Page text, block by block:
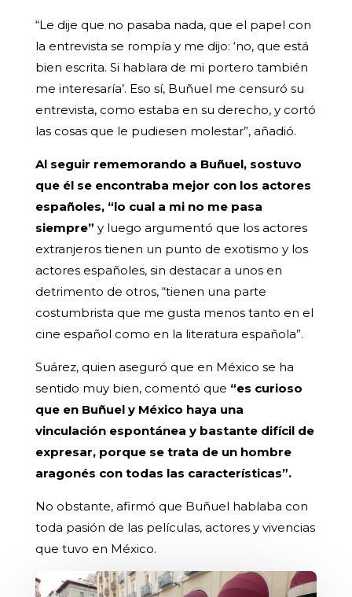
“Le dije que no pasaba nada, que el papel con
la entrevista se rompía y me dijo: ‘no, que está
bien escrita. Si hablara de mi portero también
me interesaría’. Eso sí, Buñuel me censuró su
entrevista, como estaba en su derecho, y cortó
las cosas que le pudiesen molestar”, añadió.
Al seguir rememorando a Buñuel, sostuvo
que él se encontraba mejor con los actores
españoles, “lo cual a mi no me pasa
siempre” y luego argumentó que los actores
extranjeros tienen un punto de exotismo y los
actores españoles, sin destacar a unos en
detrimento de otros, “tienen una parte
costumbrista que me gusta menos tanto en el
cine español como en la literatura española”.
Suárez, quien aseguró que en México se ha
sentido muy bien, comentó que “es curioso
que en Buñuel y México haya una
vinculación espontánea y bastante difícil de
expresar, porque se trata de un hombre
aragonés con todas las características”.
No obstante, afirmó que Buñuel hablaba con
toda pasión de las películas, actores y vivencias
que tuvo en México.